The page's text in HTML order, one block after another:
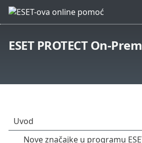
ESET PROTECT On-Prem